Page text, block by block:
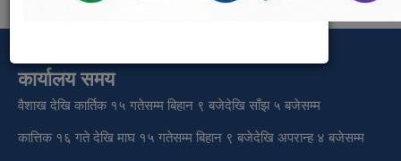
कार्यालय समय
वैशाख देखि कार्तिक १५ गतेसम्म बिहान ९ बजेदेखि साँझ ५ बजेसम्म
कात्तिक १६ गते देखि माघ १५ गतेसम्म बिहान ९ बजेदेखि अपरान्ह ४ बजेसम्म